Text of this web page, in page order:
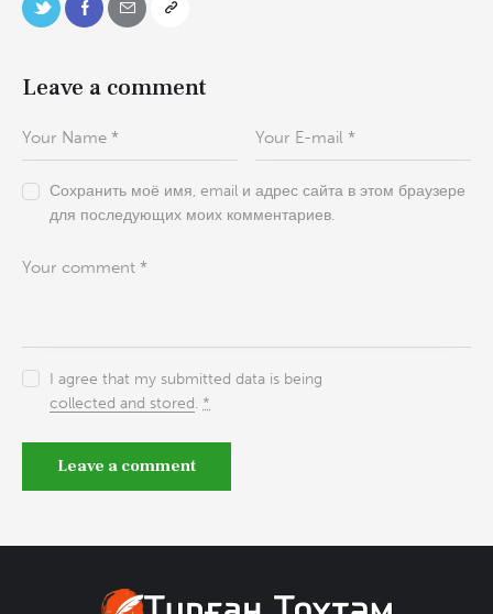
Leave a comment
Сохранить моё имя, email и адрес сайта в этом браузере
для последующих моих комментариев.
I agree that my submitted data is being
collected and stored. *